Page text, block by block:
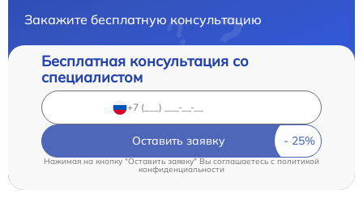
Закажите бесплатную консультацию
Бесплатная консультация со
специалистом
Оставить заявку
Нажимая на кнопку "Оставить заявку" Вы соглашаетесь cполитикой
конфиденциальности